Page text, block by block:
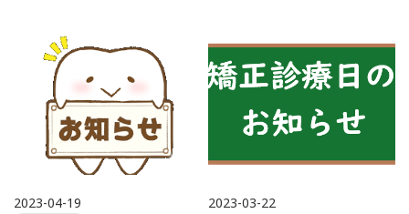
川上歯科パンジョ診療所 川上歯科あべの診療所
川上歯科守口市駅診療所
当院の治療
2023-04-19 2023-03-22